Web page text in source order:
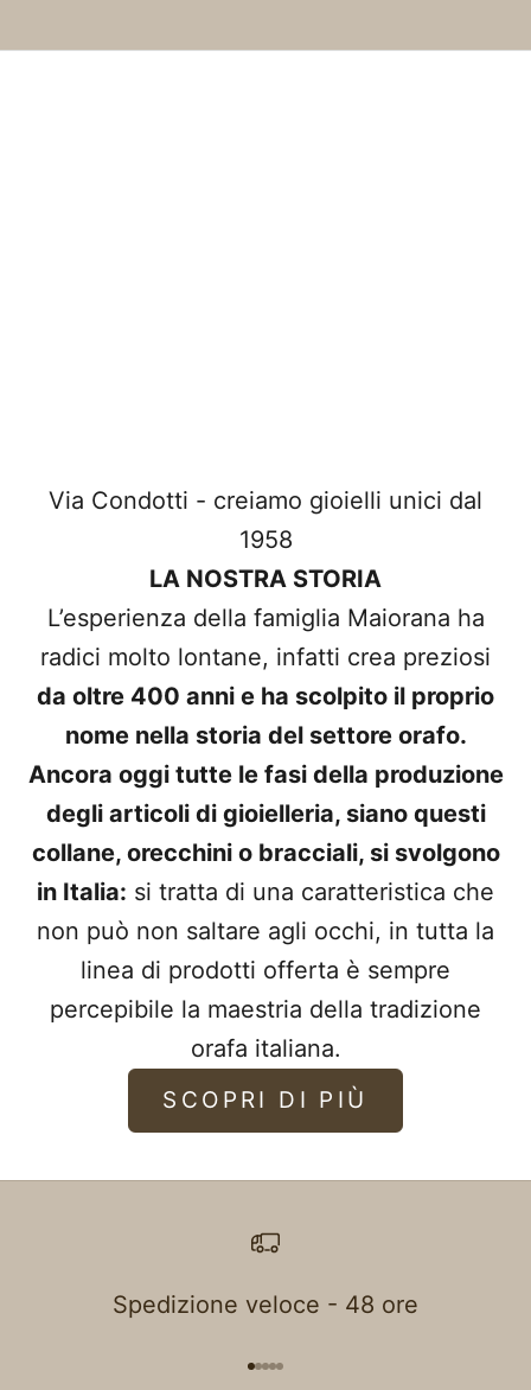
Via Condotti - creiamo gioielli unici dal
1958
LA NOSTRA STORIA
L’esperienza della famiglia Maiorana ha
radici molto lontane, infatti crea preziosi
da oltre 400 anni e ha scolpito il proprio
nome nella storia del settore orafo.
Ancora oggi tutte le fasi della produzione
degli articoli di gioielleria, siano questi
collane, orecchini o bracciali, si svolgono
in Italia: si tratta di una caratteristica che
non può non saltare agli occhi, in tutta la
linea di prodotti offerta è sempre
percepibile la maestria della tradizione
orafa italiana.
SCOPRI DI PIÙ
Spedizione veloce - 48 ore